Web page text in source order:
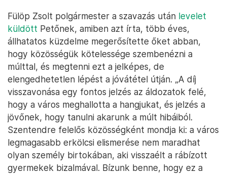
Fülöp Zsolt polgármester a szavazás után levelet
küldött Petőnek, amiben azt írta, több éves,
állhatatos küzdelme megerősítette őket abban,
hogy közösségük kötelessége szembenézni a
múlttal, és megtenni ezt a jelképes, de
elengedhetetlen lépést a jóvátétel útján. „A díj
visszavonása egy fontos jelzés az áldozatok felé,
hogy a város meghallotta a hangjukat, és jelzés a
jövőnek, hogy tanulni akarunk a múlt hibáiból.
Szentendre felelős közösségként mondja ki: a város
legmagasabb erkölcsi elismerése nem maradhat
olyan személy birtokában, aki visszaélt a rábízott
gyermekek bizalmával. Bízunk benne, hogy ez a